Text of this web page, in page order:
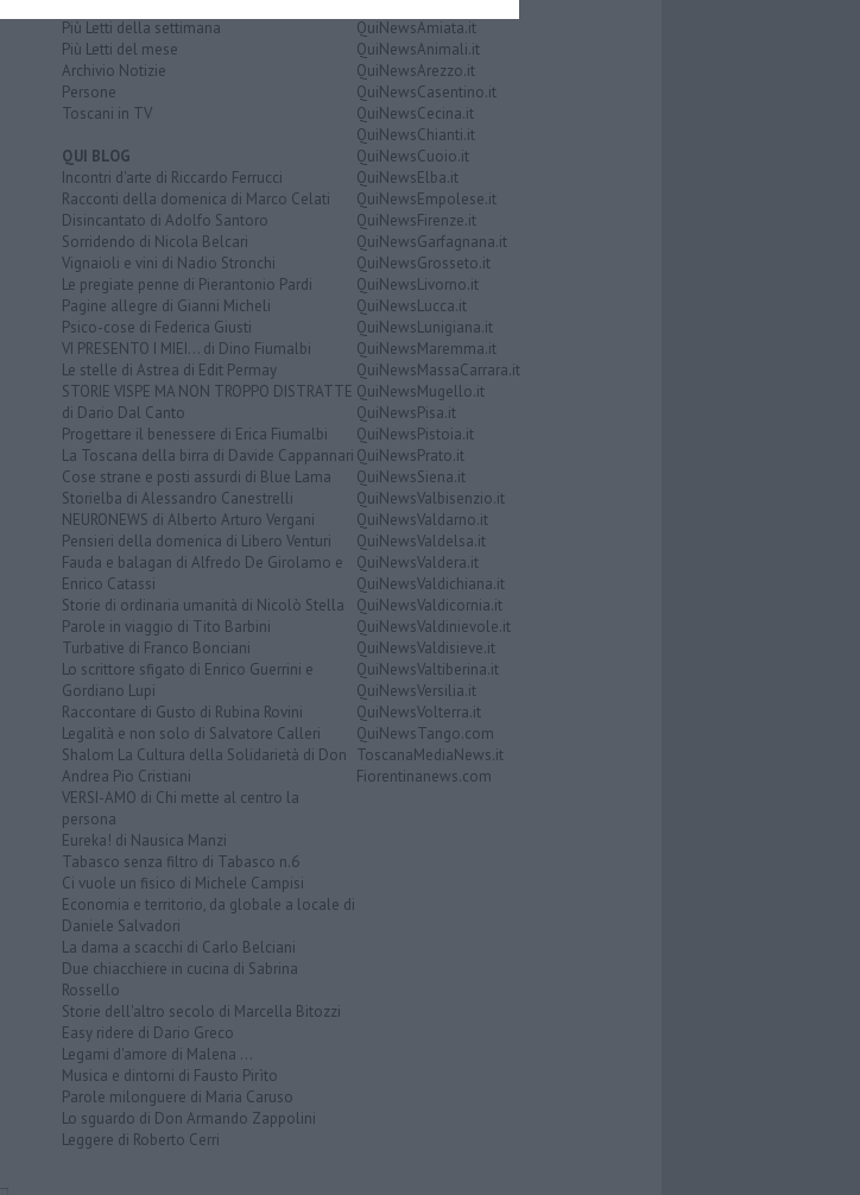
Più Letti della settimana
Più Letti del mese
Archivio Notizie
Persone
Toscani in TV
QUI BLOG
Incontri d'arte di Riccardo Ferrucci
Racconti della domenica di Marco Celati
Disincantato di Adolfo Santoro
Sorridendo di Nicola Belcari
Vignaioli e vini di Nadio Stronchi
Le pregiate penne di Pierantonio Pardi
Pagine allegre di Gianni Micheli
Psico-cose di Federica Giusti
VI PRESENTO I MIEI... di Dino Fiumalbi
Le stelle di Astrea di Edit Permay
STORIE VISPE MA NON TROPPO DISTRATTE
di Dario Dal Canto
Progettare il benessere di Erica Fiumalbi
La Toscana della birra di Davide Cappannari
Cose strane e posti assurdi di Blue Lama
Storielba di Alessandro Canestrelli
NEURONEWS di Alberto Arturo Vergani
Pensieri della domenica di Libero Venturi
Fauda e balagan di Alfredo De Girolamo e
Enrico Catassi
Storie di ordinaria umanità di Nicolò Stella
Parole in viaggio di Tito Barbini
Turbative di Franco Bonciani
Lo scrittore sfigato di Enrico Guerrini e
Gordiano Lupi
Raccontare di Gusto di Rubina Rovini
Legalità e non solo di Salvatore Calleri
Shalom La Cultura della Solidarietà di Don
Andrea Pio Cristiani
VERSI-AMO di Chi mette al centro la
persona
Eureka! di Nausica Manzi
Tabasco senza filtro di Tabasco n.6
Ci vuole un fisico di Michele Campisi
Economia e territorio, da globale a locale di
Daniele Salvadori
La dama a scacchi di Carlo Belciani
Due chiacchiere in cucina di Sabrina
Rossello
Storie dell'altro secolo di Marcella Bitozzi
Easy ridere di Dario Greco
Legami d'amore di Malena ...
Musica e dintorni di Fausto Pirìto
Parole milonguere di Maria Caruso
Lo sguardo di Don Armando Zappolini
Leggere di Roberto Cerri
QuiNewsAmiata.it
QuiNewsAnimali.it
QuiNewsArezzo.it
QuiNewsCasentino.it
QuiNewsCecina.it
QuiNewsChianti.it
QuiNewsCuoio.it
QuiNewsElba.it
QuiNewsEmpolese.it
QuiNewsFirenze.it
QuiNewsGarfagnana.it
QuiNewsGrosseto.it
QuiNewsLivorno.it
QuiNewsLucca.it
QuiNewsLunigiana.it
QuiNewsMaremma.it
QuiNewsMassaCarrara.it
QuiNewsMugello.it
QuiNewsPisa.it
QuiNewsPistoia.it
QuiNewsPrato.it
QuiNewsSiena.it
QuiNewsValbisenzio.it
QuiNewsValdarno.it
QuiNewsValdelsa.it
QuiNewsValdera.it
QuiNewsValdichiana.it
QuiNewsValdicornia.it
QuiNewsValdinievole.it
QuiNewsValdisieve.it
QuiNewsValtiberina.it
QuiNewsVersilia.it
QuiNewsVolterra.it
QuiNewsTango.com
ToscanaMediaNews.it
Fiorentinanews.com